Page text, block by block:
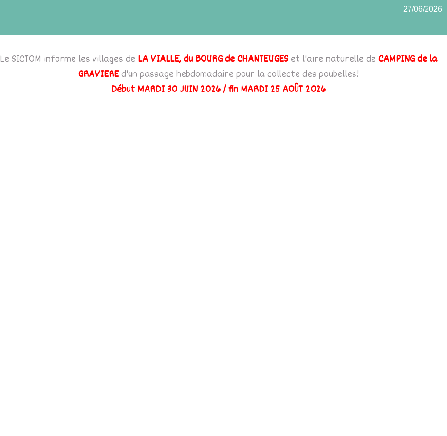
27/06/2026
Le SICTOM informe les villages de LA VIALLE, du BOURG de CHANTEUGES et l'aire naturelle deCAMPING de la
GRAVIEREd'un passage hebdomadaire pour la collecte des poubelles!
Début MARDI 30 JUIN 2026 / fin MARDI 25 AOÛT 2026